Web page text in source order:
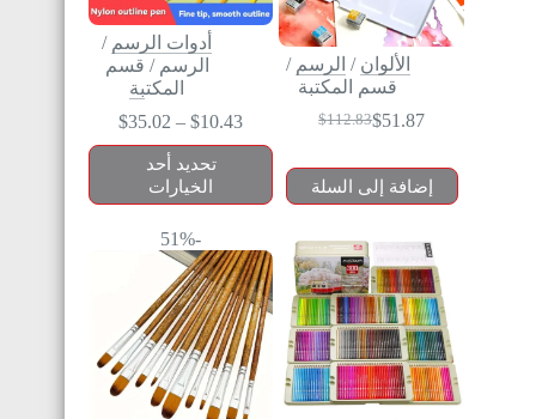
الألوان / الرسم /
قسم المكتبة
$112.83$51.87
إضافة إلى السلة
أدوات الرسم /
الرسم / قسم
المكتبة
$10.43
–
$35.02
تحديد أحد
الخيارات
-51%